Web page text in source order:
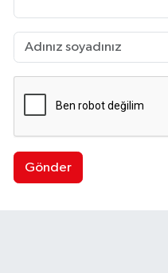
Gönder